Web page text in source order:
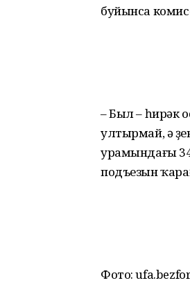
буйынса
– Был – һирәк
ултырмай, ә
урамындағы
подъезын
Фото: